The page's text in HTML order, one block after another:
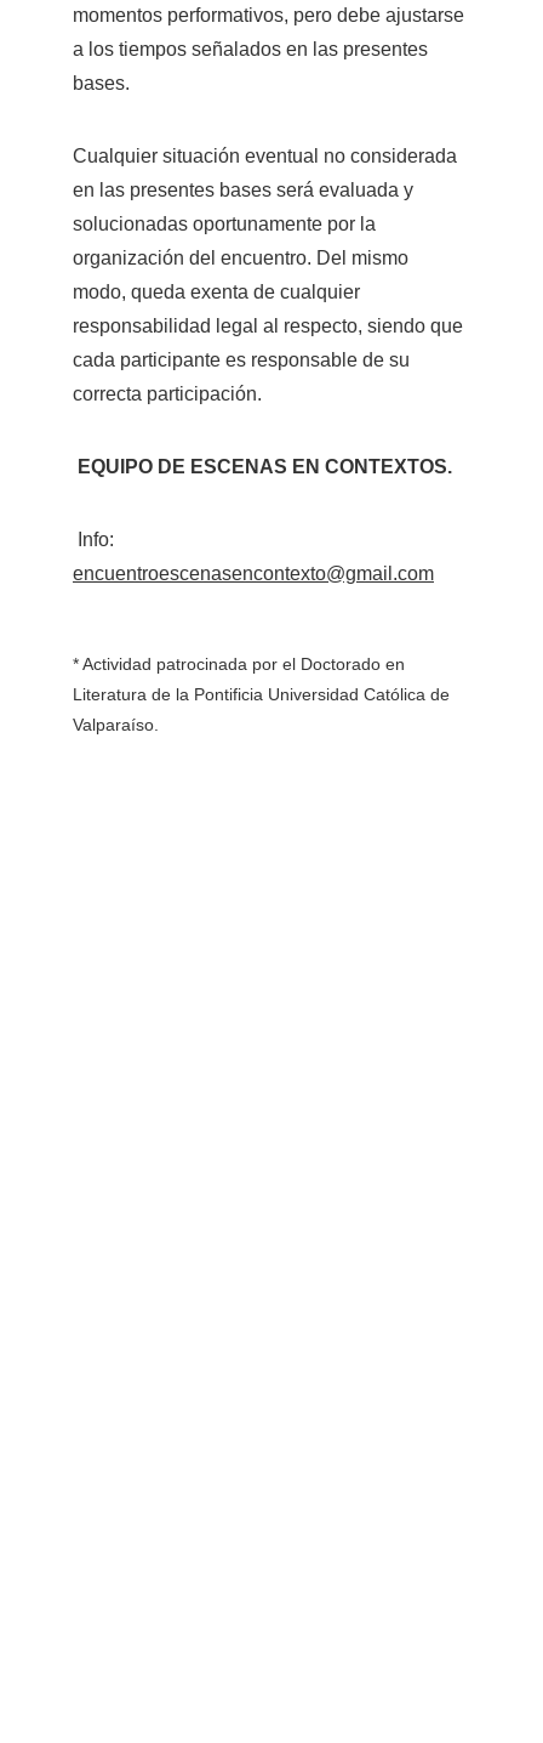
momentos performativos, pero debe ajustarse
a los tiempos señalados en las presentes
bases.
Cualquier situación eventual no considerada
en las presentes bases será evaluada y
solucionadas oportunamente por la
organización del encuentro. Del mismo
modo, queda exenta de cualquier
responsabilidad legal al respecto, siendo que
cada participante es responsable de su
correcta participación.
EQUIPO DE ESCENAS EN CONTEXTOS.
Info:
encuentroescenasencontexto@gmail.com
* Actividad patrocinada por el Doctorado en
Literatura de la Pontificia Universidad Católica de
Valparaíso.